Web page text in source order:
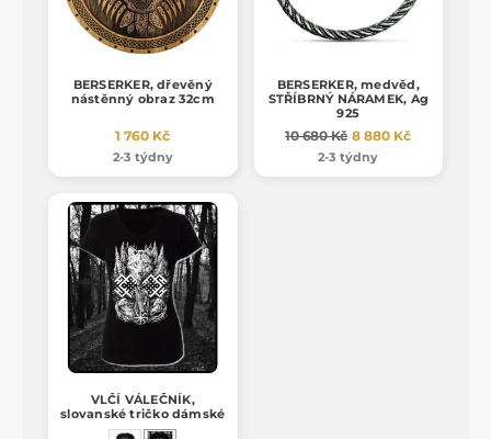
BERSERKER, dřevěný
nástěnný obraz 32cm
1 760 Kč
2-3 týdny
BERSERKER, medvěd,
STŘÍBRNÝ NÁRAMEK, Ag
925
10 680 Kč 8 880 Kč
2-3 týdny
VLČÍ VÁLEČNÍK,
slovanské tričko dámské